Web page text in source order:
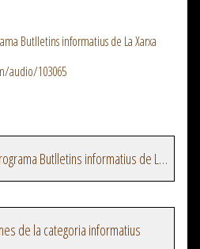
Butlletins informatius de La Xarxa
audio/103065
Veure més episodis del programa Butlletins informatius de La Xarxa
de la categoria informatius